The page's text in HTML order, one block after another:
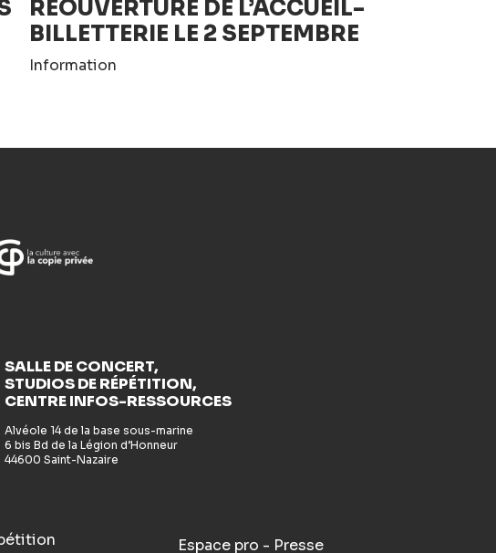
RÉOUVERTURE DE L’ACCUEIL-
BILLETTERIE LE 2 SEPTEMBRE
Information
SALLE DE CONCERT,
STUDIOS DE RÉPÉTITION,
CENTRE INFOS-RESSOURCES
Alvéole 14 de la base sous-marine
6 bis Bd de la Légion d’Honneur
44600 Saint-Nazaire
Espace pro - Presse